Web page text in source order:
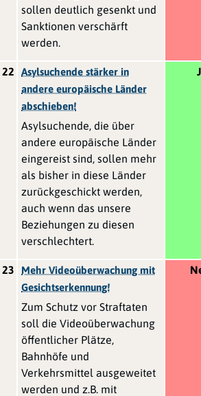
sollen deutlich gesenkt und
Sanktionen verschärft
werden.
22
Asylsuchende stärker in
andere europäische Länder
abschieben!
Asylsuchende, die über
andere europäische Länder
eingereist sind, sollen mehr
als bisher in diese Länder
zurückgeschickt werden,
auch wenn das unsere
Beziehungen zu diesen
verschlechtert.
23
Mehr Videoüberwachung mit
Gesichtserkennung!
Zum Schutz vor Straftaten
soll die Videoüberwachung
öffentlicher Plätze,
Bahnhöfe und
Verkehrsmittel ausgeweitet
werden und z.B. mit